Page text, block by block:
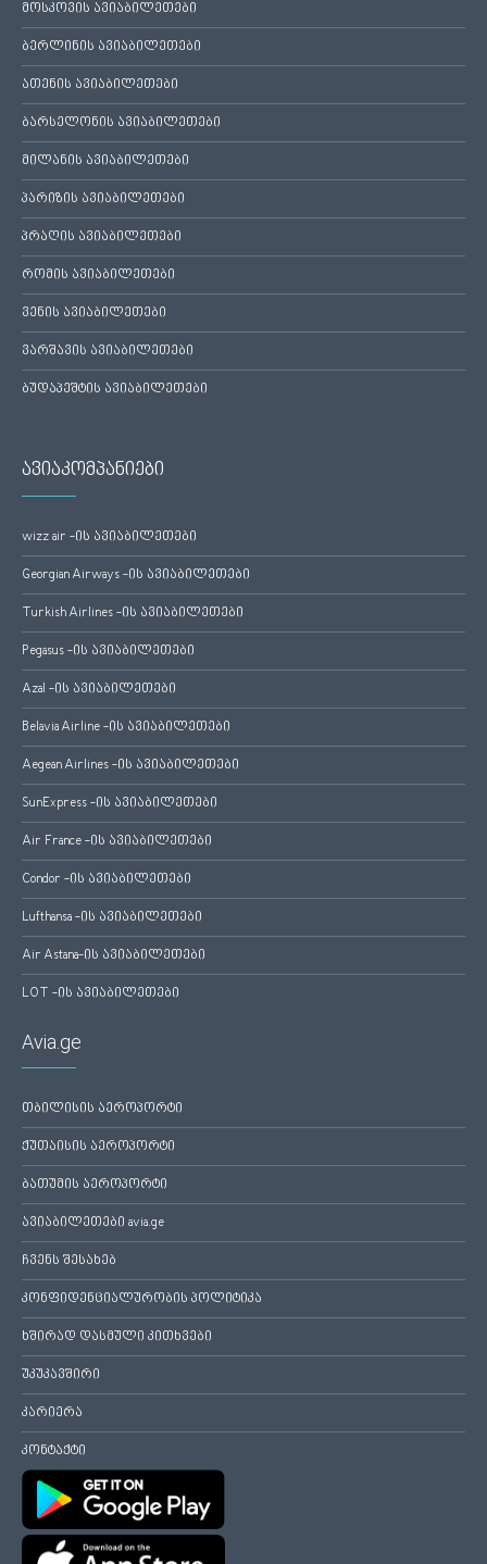
მოსკოვის ავიაბილეთები
ბერლინის ავიაბილეთები
ათენის ავიაბილეთები
ბარსელონის ავიაბილეთები
მილანის ავიაბილეთები
პარიზის ავიაბილეთები
პრაღის ავიაბილეთები
რომის ავიაბილეთები
ვენის ავიაბილეთები
ვარშავის ავიაბილეთები
ბუდაპეშტის ავიაბილეთები
ავიაკომპანიები
wizz air -ის ავიაბილეთები
Georgian Airways -ის ავიაბილეთები
Turkish Airlines -ის ავიაბილეთები
Pegasus -ის ავიაბილეთები
Azal -ის ავიაბილეთები
Belavia Airline -ის ავიაბილეთები
Aegean Airlines -ის ავიაბილეთები
SunExpress -ის ავიაბილეთები
Air France -ის ავიაბილეთები
Condor -ის ავიაბილეთები
Lufthansa -ის ავიაბილეთები
Air Astana-ის ავიაბილეთები
LOT -ის ავიაბილეთები
Avia.ge
თბილისის აეროპორტი
ქუთაისის აეროპორტი
ბათუმის აეროპორტი
ავიაბილეთები avia.ge
ჩვენს შესახებ
კონფიდენციალურობის პოლიტიკა
ხშირად დასმული კითხვები
უკუკავშირი
კარიერა
კონტაქტი